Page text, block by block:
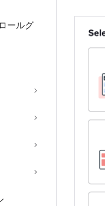
ールグ